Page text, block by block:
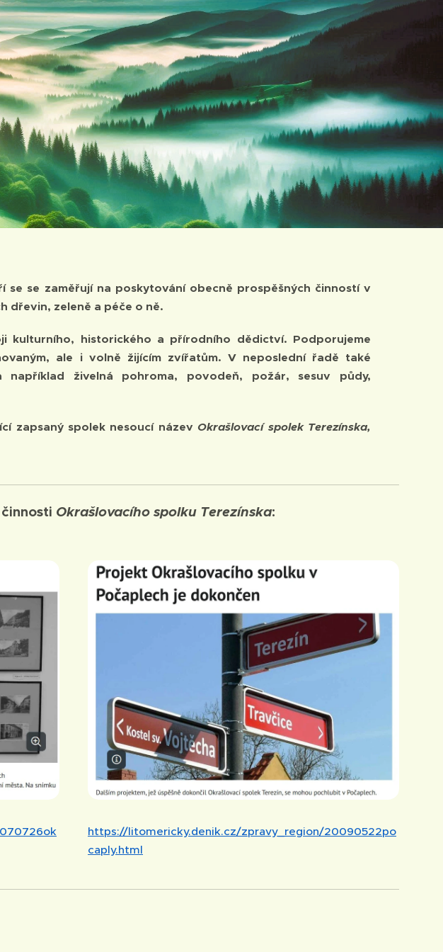
se zaměřují na poskytování obecně prospěšných činností v
dřevin, zeleně a péče o ně.
kulturního, historického a přírodního dědictví. Podporujeme
ale i volně žijícím zvířatům. V neposlední řadě také
například živelná pohroma, povodeň, požár, sesuv půdy,
zapsaný spolek nesoucí název Okrašlovací spolek Terezínska,
Okrašlovacího spolku Terezínska:
https://litomericky.denik.cz/zpravy_region/20090522po
caply.html